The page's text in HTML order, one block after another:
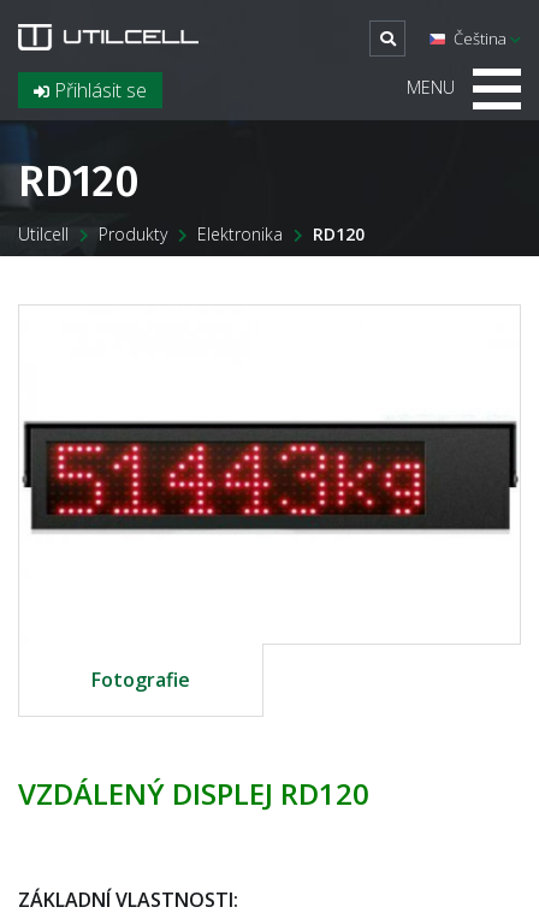
Přihlásit se
Čeština
MENU
RD120
Utilcell Produkty Elektronika RD120
Fotografie
VZDÁLENÝ DISPLEJ RD120
ZÁKLADNÍ VLASTNOSTI: